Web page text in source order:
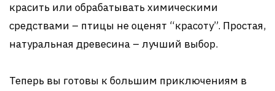
красить или обрабатывать химическими
средствами – птицы не оценят “красоту”. Простая,
натуральная древесина – лучший выбор.
Теперь вы готовы к большим приключениям в